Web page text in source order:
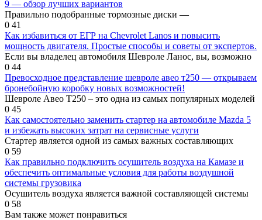
9 — обзор лучших вариантов
Правильно подобранные тормозные диски —
0 41
Как избавиться от ЕГР на Chevrolet Lanos и повысить
мощность двигателя. Простые способы и советы от экспертов.
Если вы владелец автомобиля Шевроле Ланос, вы, возможно
0 44
Превосходное представление шевроле авео т250 — открываем
бронебойную коробку новых возможностей!
Шевроле Авео Т250 – это одна из самых популярных моделей
0 45
Как самостоятельно заменить стартер на автомобиле Mazda 5
и избежать высоких затрат на сервисные услуги
Стартер является одной из самых важных составляющих
0 59
Как правильно подключить осушитель воздуха на Камазе и
обеспечить оптимальные условия для работы воздушной
системы грузовика
Осушитель воздуха является важной составляющей системы
0 58
Вам также может понравиться